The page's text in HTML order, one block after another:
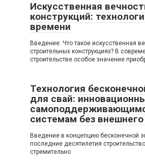
Искусственная
конструкций:
времени
Введение: Что такое искусственная
строительных конструкциях? В
строительстве особое значение
Технология
для свай:
системам без
Введение в концепцию бесконечной
последние десятилетия
стремительно